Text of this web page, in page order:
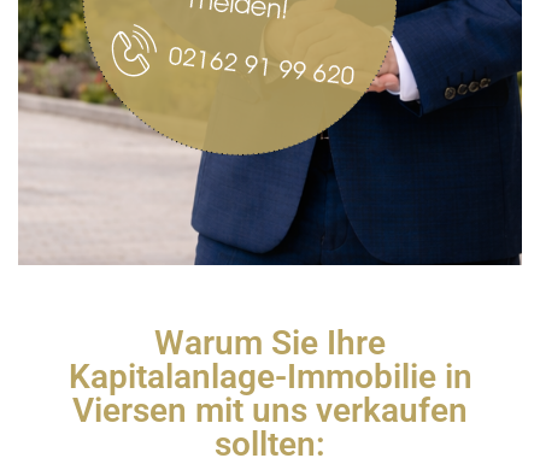
Warum Sie Ihre
Kapitalanlage-Immobilie in
Viersen mit uns verkaufen
sollten: